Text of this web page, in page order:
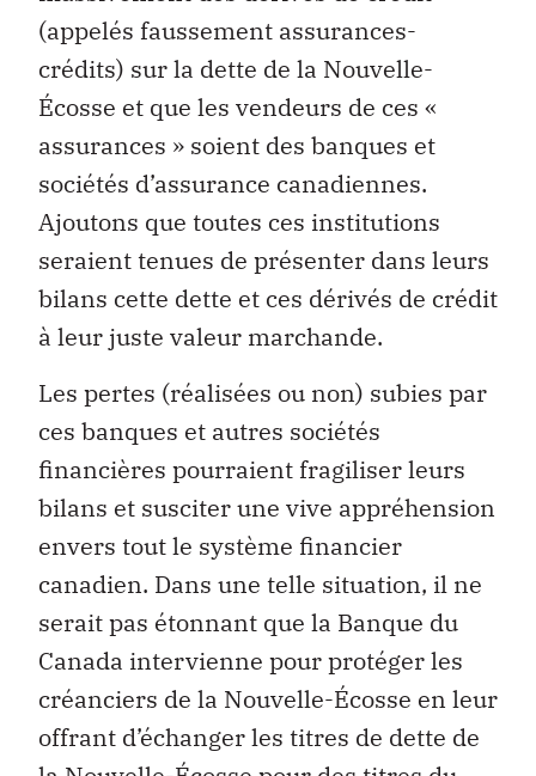
(appelés faussement assurances-
crédits) sur la dette de la Nouvelle-
Écosse et que les vendeurs de ces «
assurances » soient des banques et
sociétés d’assurance canadiennes.
Ajoutons que toutes ces institutions
seraient tenues de présenter dans leurs
bilans cette dette et ces dérivés de crédit
à leur juste valeur marchande.
Les pertes (réalisées ou non) subies par
ces banques et autres sociétés
financières pourraient fragiliser leurs
bilans et susciter une vive appréhension
envers tout le système financier
canadien. Dans une telle situation, il ne
serait pas étonnant que la Banque du
Canada intervienne pour protéger les
créanciers de la Nouvelle-Écosse en leur
offrant d’échanger les titres de dette de